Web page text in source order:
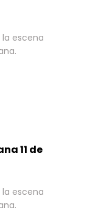
escena
11 de
escena